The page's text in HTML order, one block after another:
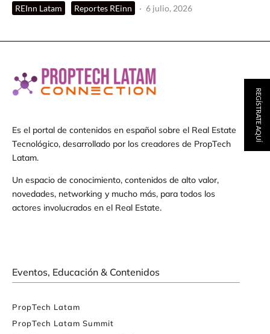
REInn Latam Reportes REinn · 6 julio, 2026
Es el portal de contenidos en español sobre el Real Estate
Tecnológico, desarrollado por los creadores de PropTech
Latam.
Un espacio de conocimiento, contenidos de alto valor,
novedades, networking y mucho más, para todos los
actores involucrados en el Real Estate.
Eventos, Educación & Contenidos
PropTech Latam
PropTech Latam Summit
REGÍSTRATE AQUÍ